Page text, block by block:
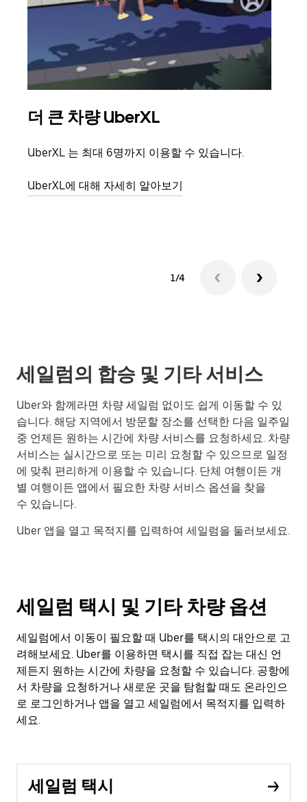
더 큰 차량 UberXL
UberXL 는 최대 6명까지 이용할 수 있습니다.
UberXL에 대해 자세히 알아보기
1/4
세일럼의 합승 및 기타 서비스
Uber와 함께라면 차량 세일럼 없이도 쉽게 이동할 수 있
습니다. 해당 지역에서 방문할 장소를 선택한 다음 일주일
중 언제든 원하는 시간에 차량 서비스를 요청하세요. 차량
서비스는 실시간으로 또는 미리 요청할 수 있으므로 일정
에 맞춰 편리하게 이용할 수 있습니다. 단체 여행이든 개
별 여행이든 앱에서 필요한 차량 서비스 옵션을 찾을
수 있습니다.
Uber 앱을 열고 목적지를 입력하여 세일럼을 둘러보세요.
세일럼 택시 및 기타 차량 옵션
세일럼에서 이동이 필요할 때 Uber를 택시의 대안으로 고
려해보세요. Uber를 이용하면 택시를 직접 잡는 대신 언
제든지 원하는 시간에 차량을 요청할 수 있습니다. 공항에
서 차량을 요청하거나 새로운 곳을 탐험할 때도 온라인으
로 로그인하거나 앱을 열고 세일럼에서 목적지를 입력하
세요.
세일럼 택시